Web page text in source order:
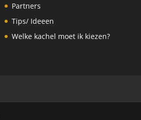
Partners
Tips/ Ideeen
Welke kachel moet ik kiezen?